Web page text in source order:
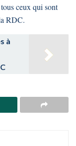
ceux qui sont
RDC.
à